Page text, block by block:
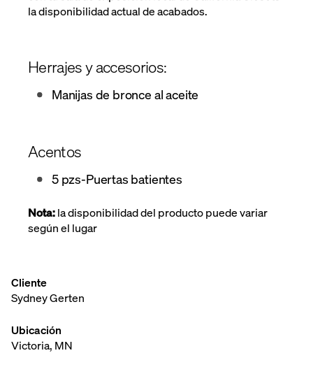
la disponibilidad actual de acabados.
Herrajes y accesorios:
Manijas de bronce al aceite
Acentos
5 pzs-Puertas batientes
Nota:la disponibilidad del producto puede variar
según el lugar
Cliente
Sydney Gerten
Ubicación
Victoria, MN